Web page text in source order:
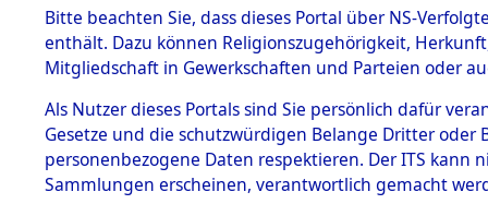
BESTÄNDE
1.
mente
5. Verschiedenes
5.3
Todesmärsche
Mödingen
0004
Bitte beachten Sie, dass dieses Portal über NS-
enthält. Dazu können Religionszugehörigkeit,
Mitgliedschaft in Gewerkschaften und Parteien oder
Als Nutzer dieses Portals sind Sie persönlich dafür
Gesetze und die schutzwürdigen Belange Dritter
personenbezogene Daten respektieren. Der ITS
Sammlungen erscheinen, verantwortlich gemacht